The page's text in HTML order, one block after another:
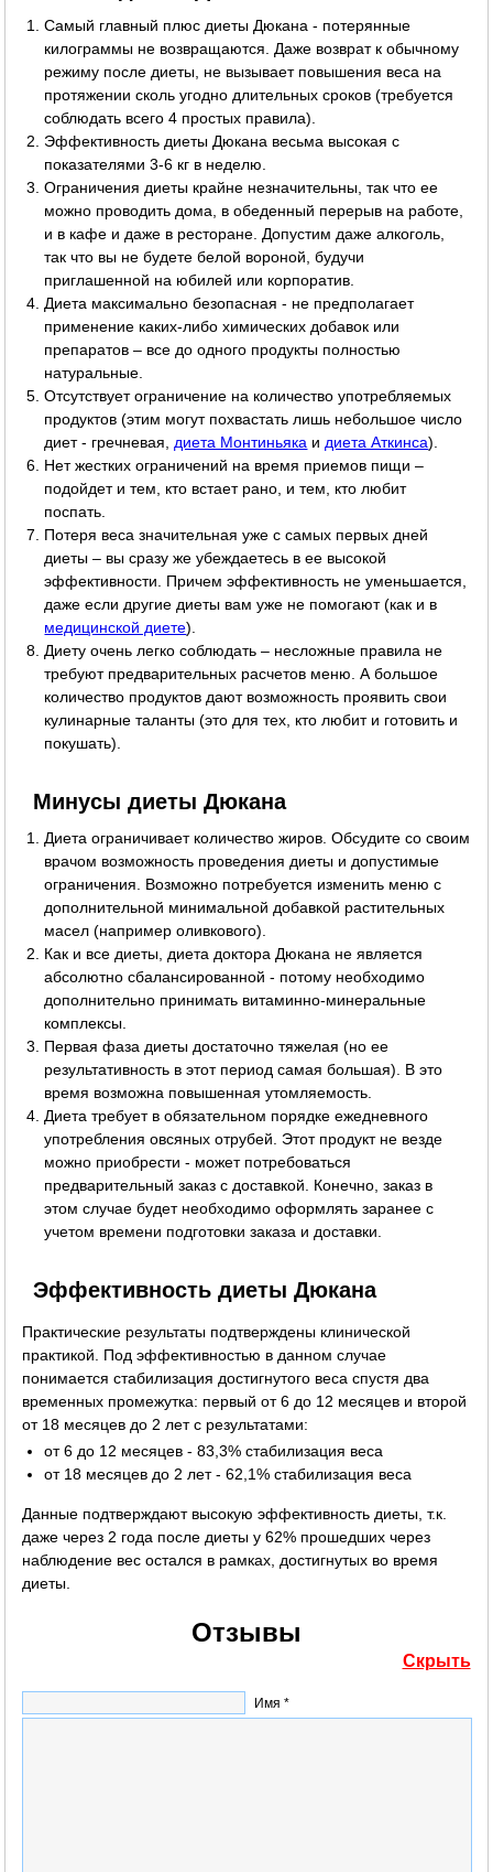
Самый главный плюс диеты Дюкана - потерянные
килограммы не возвращаются. Даже возврат к обычному
режиму после диеты, не вызывает повышения веса на
протяжении сколь угодно длительных сроков (требуется
соблюдать всего 4 простых правила).
Эффективность диеты Дюкана весьма высокая с
показателями 3-6 кг в неделю.
Ограничения диеты крайне незначительны, так что ее
можно проводить дома, в обеденный перерыв на работе,
и в кафе и даже в ресторане. Допустим даже алкоголь,
так что вы не будете белой вороной, будучи
приглашенной на юбилей или корпоратив.
Диета максимально безопасная - не предполагает
применение каких-либо химических добавок или
препаратов – все до одного продукты полностью
натуральные.
Отсутствует ограничение на количество употребляемых
продуктов (этим могут похвастать лишь небольшое число
диет - гречневая, диета Монтиньяка и диета Аткинса).
Нет жестких ограничений на время приемов пищи –
подойдет и тем, кто встает рано, и тем, кто любит
поспать.
Потеря веса значительная уже с самых первых дней
диеты – вы сразу же убеждаетесь в ее высокой
эффективности. Причем эффективность не уменьшается,
даже если другие диеты вам уже не помогают (как и в
медицинской диете).
Диету очень легко соблюдать – несложные правила не
требуют предварительных расчетов меню. А большое
количество продуктов дают возможность проявить свои
кулинарные таланты (это для тех, кто любит и готовить и
покушать).
Минусы диеты Дюкана
Диета ограничивает количество жиров. Обсудите со своим
врачом возможность проведения диеты и допустимые
ограничения. Возможно потребуется изменить меню с
дополнительной минимальной добавкой растительных
масел (например оливкового).
Как и все диеты, диета доктора Дюкана не является
абсолютно сбалансированной - потому необходимо
дополнительно принимать витаминно-минеральные
комплексы.
Первая фаза диеты достаточно тяжелая (но ее
результативность в этот период самая большая). В это
время возможна повышенная утомляемость.
Диета требует в обязательном порядке ежедневного
употребления овсяных отрубей. Этот продукт не везде
можно приобрести - может потребоваться
предварительный заказ с доставкой. Конечно, заказ в
этом случае будет необходимо оформлять заранее с
учетом времени подготовки заказа и доставки.
Эффективность диеты Дюкана
Практические результаты подтверждены клинической
практикой. Под эффективностью в данном случае
понимается стабилизация достигнутого веса спустя два
временных промежутка: первый от 6 до 12 месяцев и второй
от 18 месяцев до 2 лет с результатами:
от 6 до 12 месяцев - 83,3% стабилизация веса
от 18 месяцев до 2 лет - 62,1% стабилизация веса
Данные подтверждают высокую эффективность диеты, т.к.
даже через 2 года после диеты у 62% прошедших через
наблюдение вес остался в рамках, достигнутых во время
диеты.
Отзывы
Скрыть
Имя *